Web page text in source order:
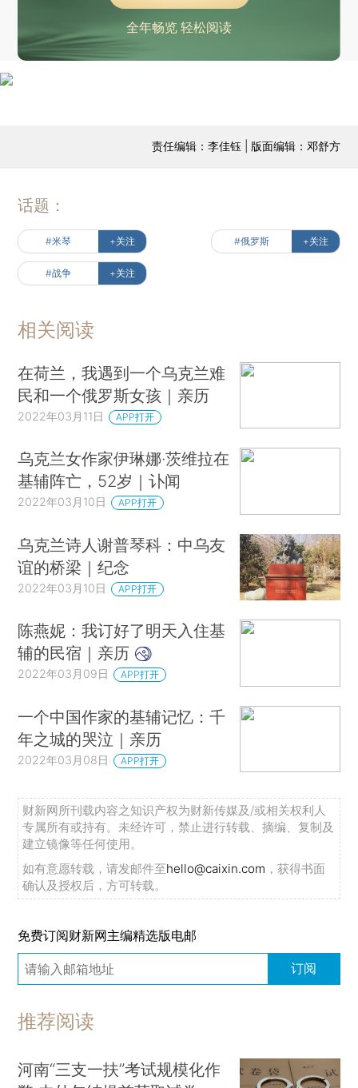
全年畅览 轻松阅读
责任编辑：李佳钰 | 版面编辑：邓舒方
话题：
#米琴 +关注 #俄罗斯 +关注
#战争 +关注
相关阅读
在荷兰，我遇到一个乌克兰难
民和一个俄罗斯女孩｜亲历
2022年03月11日 APP打开
乌克兰女作家伊琳娜·茨维拉在
基辅阵亡，52岁｜讣闻
2022年03月10日 APP打开
乌克兰诗人谢普琴科：中乌友
谊的桥梁｜纪念
2022年03月10日 APP打开
陈燕妮：我订好了明天入住基
辅的民宿｜亲历
2022年03月09日 APP打开
一个中国作家的基辅记忆：千
年之城的哭泣｜亲历
2022年03月08日 APP打开
财新网所刊载内容之知识产权为财新传媒及/或相关权利人
专属所有或持有。未经许可，禁止进行转载、摘编、复制及
建立镜像等任何使用。
如有意愿转载，请发邮件至hello@caixin.com ，获得书面
确认及授权后，方可转载。
免费订阅财新网主编精选版电邮
订阅
推荐阅读
河南“三支一扶”考试规模化作